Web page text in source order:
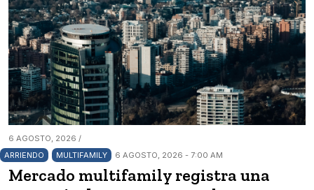
6 AGOSTO, 2026 /
ARRIENDO
MULTIFAMILY 6 AGOSTO, 2026 - 7:00 AM
Mercado multifamily registra una